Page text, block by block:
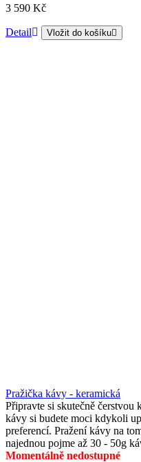
3 590 Kč
Detail Vložit do košíku
Pražička kávy - keramická
Připravte si skutečně
kávy si budete moci kdykoli
preferencí. Pražení kávy na
najednou pojme až 30 - 50g
Momentálně nedostupné